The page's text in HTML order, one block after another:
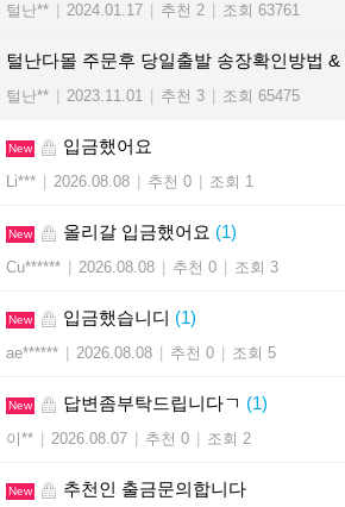
털난** 2024.01.17 추천 2 조회 63761
털난다몰 주문후 당일출발 송장확인방법 &
털난** 2023.11.01 추천 3 조회 65475
New 입금했어요
Li*** 2026.08.08 추천 0 조회 1
New 올리갈 입금했어요 (1)
Cu****** 2026.08.08 추천 0 조회 3
New 입금했습니디 (1)
ae****** 2026.08.08 추천 0 조회 5
New 답변좀부탁드립니다ㄱ (1)
이** 2026.08.07 추천 0 조회 2
New 추천인 출금문의합니다